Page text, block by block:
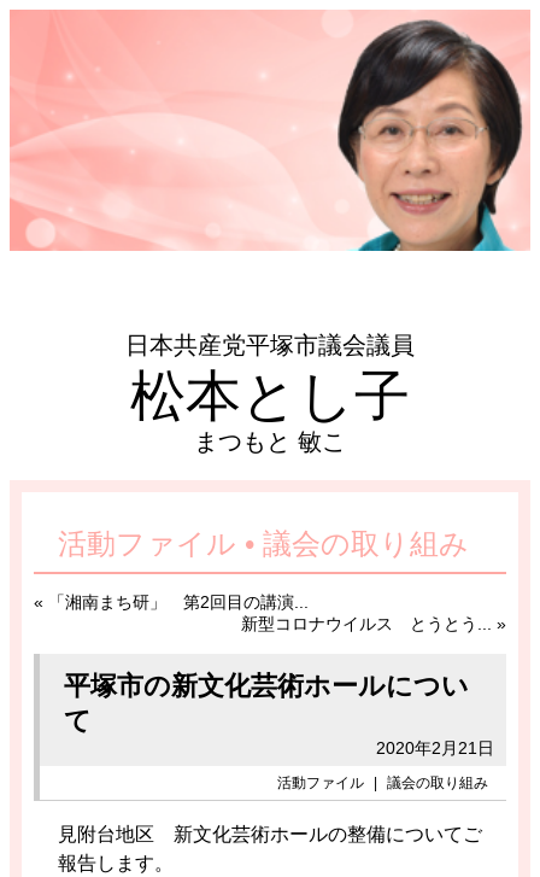
松本とし子
まつもと 敏こ
日本共産党平塚市議会議員
活動ファイル • 議会の取り組み
«
「湘南まち研」 第2回目の講演...
新型コロナウイルス とうとう...
»
平塚市の新文化芸術ホールについ
て
2020年2月21日
活動ファイル 議会の取り組み
見附台地区 新文化芸術ホールの整備についてご
報告します。